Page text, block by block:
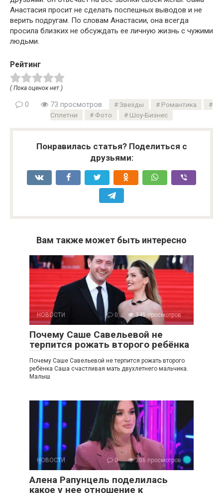
Анастасия просит не сделать поспешных выводов и не
верить подругам. По словам Анастасии, она всегда
просила близких не обсуждать ее личную жизнь с чужими
людьми.
Рейтинг
( Пока оценок нет )
0 73 просмотров Звезды
Романтика
Сплетни
Фото Шоу-Бизнес
Понравилась статья? Поделиться с
друзьями:
Вам также может быть интересно
НОВОСТИ 0 345 просмотров
Почему Саше Савельевой не
терпится рожать второго ребёнка
Почему Саше Савельевой не терпится рожать второго
ребёнка Саша счастливая мать двухлетнего мальчика.
Малыш
НОВОСТИ 0 306 просмотров
Алена Рапунцель поделилась
какое у нее отношение к